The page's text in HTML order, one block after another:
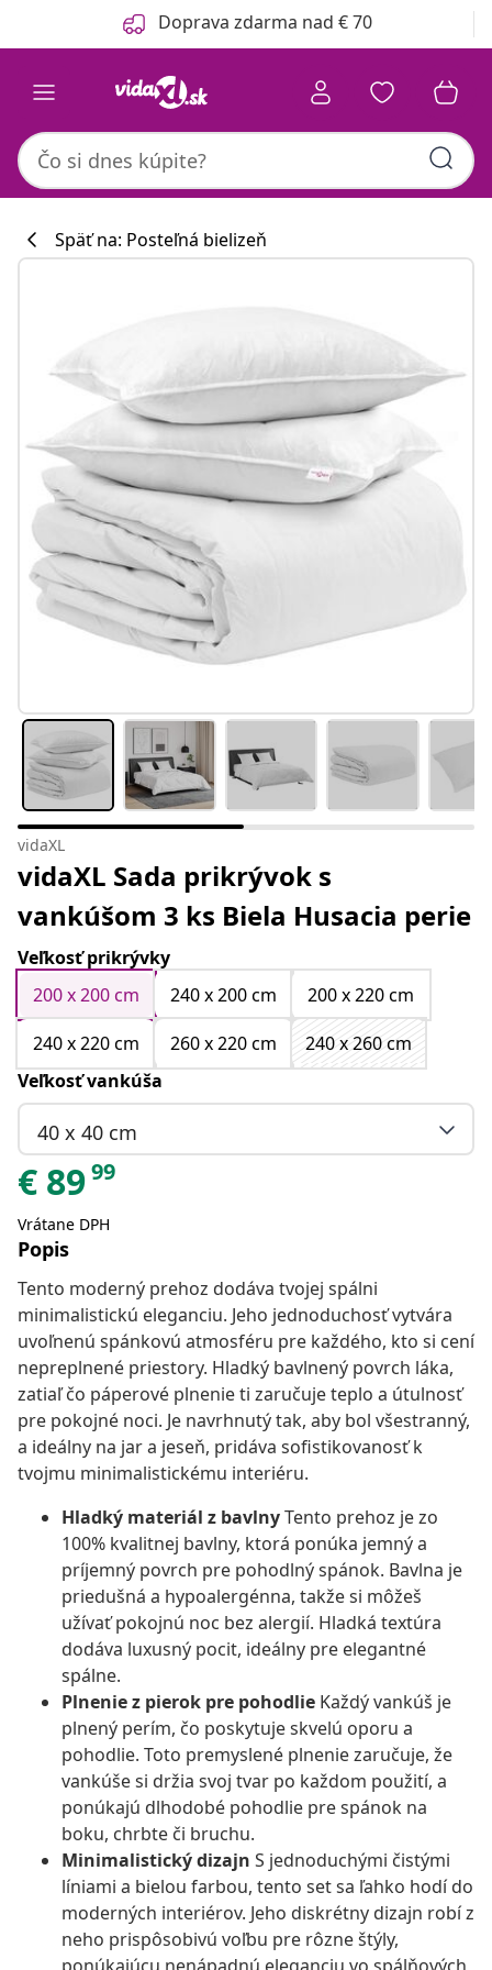
Predchádzajúce Doprava zdarma nad € 70
Späť na: Posteľná bielizeň
vidaXL
vidaXL Sada prikrývok s
vankúšom 3 ks Biela Husacia perie
Veľkosť prikrývky
200 x 200 cm
240 x 200 cm
200 x 220 cm
240 x 220 cm
260 x 220 cm
240 x 260 cm
Veľkosť vankúša
40 x 40 cm
€ 8999
Vrátane DPH
Popis
Tento moderný prehoz dodáva tvojej spálni
minimalistickú eleganciu. Jeho jednoduchosť vytvára
uvoľnenú spánkovú atmosféru pre každého, kto si cení
nepreplnené priestory. Hladký bavlnený povrch láka,
zatiaľ čo páperové plnenie ti zaručuje teplo a útulnosť
pre pokojné noci. Je navrhnutý tak, aby bol všestranný,
a ideálny na jar a jeseň, pridáva sofistikovanosť k
tvojmu minimalistickému interiéru.
Hladký materiál z bavlnyTento prehoz je zo
100% kvalitnej bavlny, ktorá ponúka jemný a
príjemný povrch pre pohodlný spánok. Bavlna je
priedušná a hypoalergénna, takže si môžeš
užívať pokojnú noc bez alergií. Hladká textúra
dodáva luxusný pocit, ideálny pre elegantné
spálne.
Plnenie z pierok pre pohodlie Každý vankúš je
plnený perím, čo poskytuje skvelú oporu a
pohodlie. Toto premyslené plnenie zaručuje, že
vankúše si držia svoj tvar po každom použití, a
ponúkajú dlhodobé pohodlie pre spánok na
boku, chrbte či bruchu.
Minimalistický dizajn S jednoduchými čistými
líniami a bielou farbou, tento set sa ľahko hodí do
moderných interiérov. Jeho diskrétny dizajn robí z
neho prispôsobivú voľbu pre rôzne štýly,